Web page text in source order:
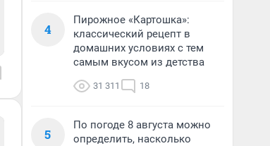
4
Пирожное «Картошка»:
классический рецепт в
домашних условиях с тем
самым вкусом из детства
31 311 18
5
По погоде 8 августа можно
определить, насколько